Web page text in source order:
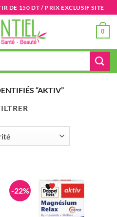
DE 150 DT / PRIX EXCLUSIF SITE
0
“AKTIV”
-22%